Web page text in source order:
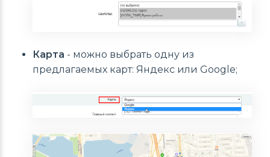
Карта - можно выбрать одну из
предлагаемых карт: Яндекс или Google;